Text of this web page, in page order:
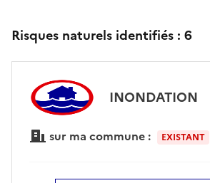
Risques naturels identifiés : 6
INONDATION
sur ma commune : EXISTANT